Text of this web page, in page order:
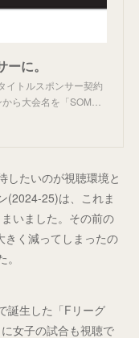
に。
イトルスポンサー契約
ら大会名を「SOM…
したいのが視聴環境と
(2024-25)は、これま
いました。その前の
く減ってしまったの
誕生した「Fリーグ
女子の試合も視聴で